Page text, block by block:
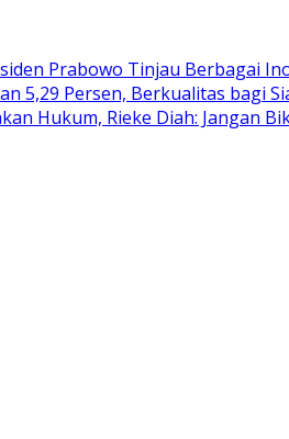
Prabowo Tinjau Berbagai
5,29 Persen, Berkualitas bagi
Hukum, Rieke Diah: Jangan